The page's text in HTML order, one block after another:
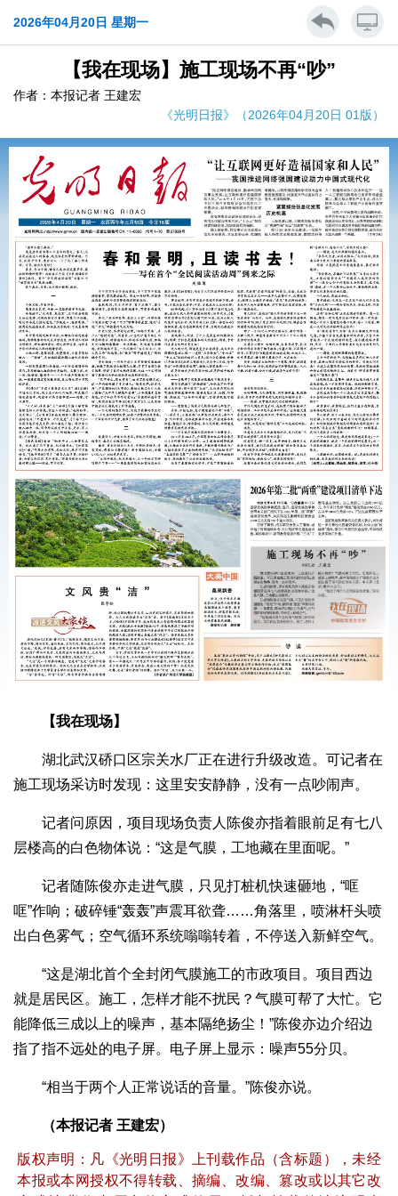
2026年04月20日 星期一
【我在现场】施工现场不再“吵”
作者：本报记者 王建宏
《光明日报》（2026年04月20日 01版）
【我在现场】
湖北武汉硚口区宗关水厂正在进行升级改造。可记者在
施工现场采访时发现：这里安安静静，没有一点吵闹声。
记者问原因，项目现场负责人陈俊亦指着眼前足有七八
层楼高的白色物体说：“这是气膜，工地藏在里面呢。”
记者随陈俊亦走进气膜，只见打桩机快速砸地，“哐
哐”作响；破碎锤“轰轰”声震耳欲聋……角落里，喷淋杆头喷
出白色雾气；空气循环系统嗡嗡转着，不停送入新鲜空气。
“这是湖北首个全封闭气膜施工的市政项目。项目西边
就是居民区。施工，怎样才能不扰民？气膜可帮了大忙。它
能降低三成以上的噪声，基本隔绝扬尘！”陈俊亦边介绍边
指了指不远处的电子屏。电子屏上显示：噪声55分贝。
“相当于两个人正常说话的音量。”陈俊亦说。
（本报记者 王建宏）
版权声明：凡《光明日报》上刊载作品（含标题），未经
本报或本网授权不得转载、摘编、改编、篡改或以其它改